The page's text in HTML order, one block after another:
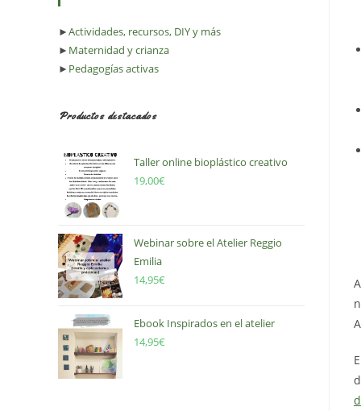
►Actividades, recursos, DIY y más
► Maternidad y crianza
► Pedagogías activas
Productos destacados
Taller online bioplástico creativo
19,00€
Webinar sobre el Atelier Reggio
Emilia
14,95€
Ebook Inspirados en el atelier
14,95€